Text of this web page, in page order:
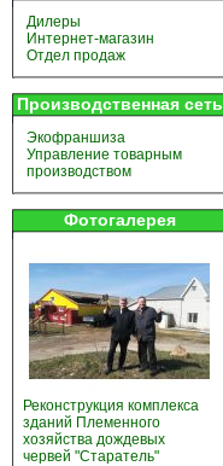
Дилеры
Интернет-магазин
Отдел продаж
Производственная сеть
Экофраншиза
Управление товарным
производством
Фотогалерея
Реконструкция комплекса
зданий Племенного
хозяйства дождевых
червей "Старатель"